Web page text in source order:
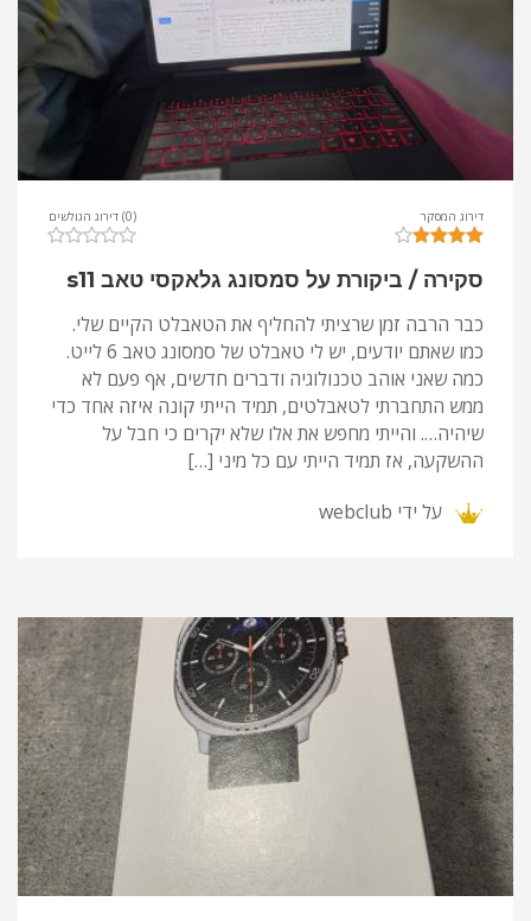
דירוג המסקר (0) דירוג הגולשים
סקירה / ביקורת על סמסונג גלאקסי טאב s11
כבר הרבה זמן שרציתי להחליף את הטאבלט הקיים שלי.
כמו שאתם יודעים, יש לי טאבלט של סמסונג טאב 6 לייט.
כמה שאני אוהב טכנולוגיה ודברים חדשים, אף פעם לא
ממש התחברתי לטאבלטים, תמיד הייתי קונה איזה אחד כדי
שיהיה…. והייתי מחפש את אלו שלא יקרים כי חבל על
ההשקעה, אז תמיד הייתי עם כל מיני […]
על ידי webclub